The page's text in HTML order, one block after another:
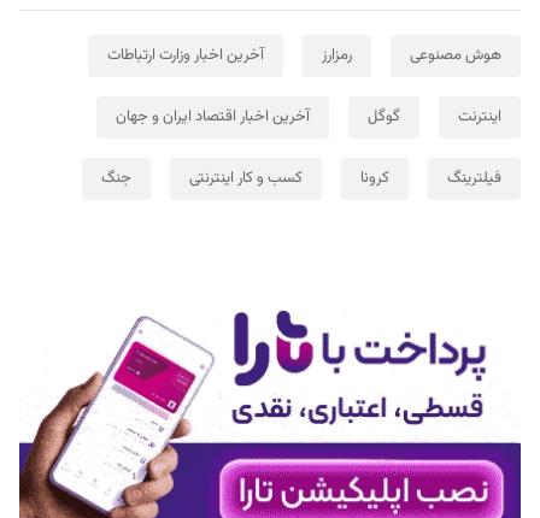
هوش مصنوعی رمزارز آخرین اخبار وزارت ارتباطات
اینترنت گوگل آخرین اخبار اقتصاد ایران و جهان
فیلترینگ کرونا کسب و کار اینترنتی جنگ